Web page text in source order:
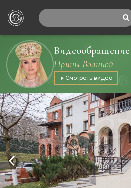
Видеообращение
Ирины Волиной
Смотреть видео